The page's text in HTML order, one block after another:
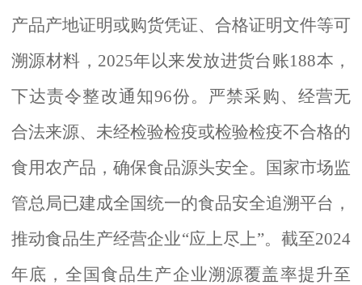
产品产地证明或购货凭证、合格证明文件等可
溯源材料， 2025年以来发放进货台账188本，
下达责令整改通知96份。严禁采购、经营无
合法来源、未经检验检疫或检验检疫不合格的
食用农产品，确保食品源头安全。国家市场监
管总局已建成全国统一的食品安全追溯平台，
推动食品生产经营企业“应上尽上”。截至2024
年底，全国食品生产企业溯源覆盖率提升至